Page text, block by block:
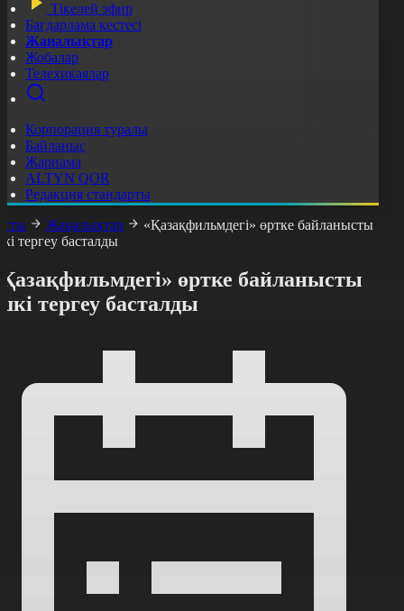
Тікелей эфир
Бағдарлама кестесі
Жаңалықтар
Жобалар
Телехикаялар
Корпорация туралы
Байланыс
Жарнама
ALTYN QOR
Редакция стандарты
Жаңалықтар
«Қазақфильмдегі» өртке байланысты
тергеу басталды
өртке байланысты
тергеу басталды